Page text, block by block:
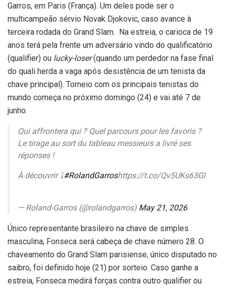
Garros, em Paris (França). Um deles pode ser o
multicampeão sérvio Novak Djokovic, caso avance à
terceira rodada do Grand Slam. Na estreia, o carioca de 19
anos terá pela frente um adversário vindo do qualificatório
(qualifier) ou lucky-loser(quando um perdedor na fase final
do quali herda a vaga após desistência de um tenista da
chave principal). Torneio com os principais tenistas do
mundo começa no próximo domingo (24) e vai até 7 de
junho.
Qui affrontera qui ? Quel parcours pour les favoris ?
Le tirage au sort du tableau messieurs a livré ses
réponses !
À découvrir ⤵️#RolandGarroshttps://t.co/Qv5UKs63Gl
— Roland-Garros (@rolandgarros) May 21, 2026
Único representante brasileiro na chave de simples
masculina, Fonseca será cabeça de chave número 28. O
chaveamento do Grand Slam parisiense, único disputado no
saibro, foi definido hoje (21) por sorteio. Caso ganhe a
estreia, Fonseca medirá forças contra outro qualifier ou